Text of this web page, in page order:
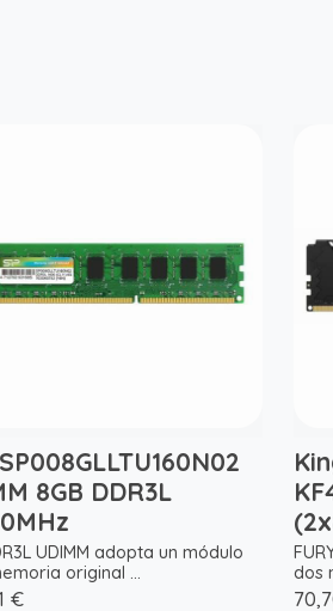
8GB DDR3L
UDIMM adopta un módulo
original ...
€
dos